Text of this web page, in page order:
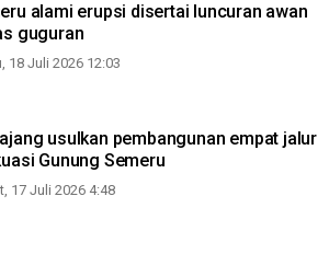
alami erupsi disertai luncuran awan
guguran
18 Juli 2026 12:03
usulkan pembangunan empat jalur
Gunung Semeru
17 Juli 2026 4:48